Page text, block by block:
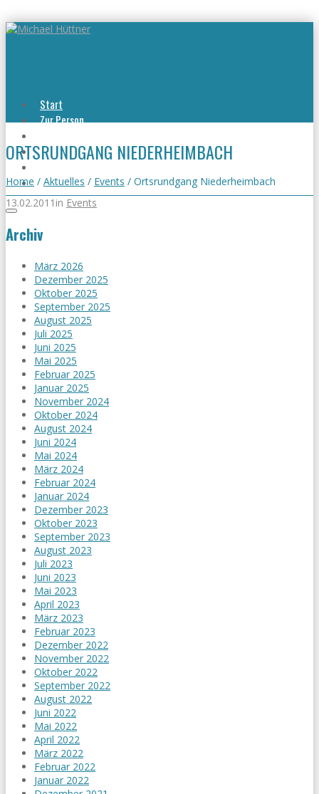
Start
Zur Person
Viel erreicht
Kontakt
ORTSRUNDGANG NIEDERHEIMBACH
Home / Aktuelles / Events / Ortsrundgang Niederheimbach
13.02.2011 in Events
Archiv
März 2026
Dezember 2025
Oktober 2025
September 2025
August 2025
Juli 2025
Juni 2025
Mai 2025
Februar 2025
Januar 2025
November 2024
Oktober 2024
August 2024
Juni 2024
Mai 2024
März 2024
Februar 2024
Januar 2024
Dezember 2023
Oktober 2023
September 2023
August 2023
Juli 2023
Juni 2023
Mai 2023
April 2023
März 2023
Februar 2023
Dezember 2022
November 2022
Oktober 2022
September 2022
August 2022
Juni 2022
Mai 2022
April 2022
März 2022
Februar 2022
Januar 2022